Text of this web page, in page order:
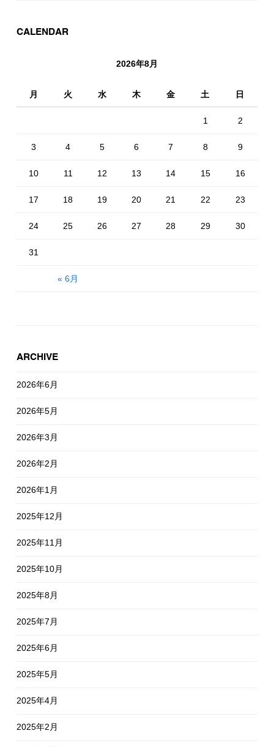
CALENDAR
2026年8月
月 火 水 木 金 土 日
« 6月
1 2
3 4 5 6 7 8 9
10 11 12 13 14 15 16
17 18 19 20 21 22 23
24 25 26 27 28 29 30
31
ARCHIVE
2026年6月
2026年5月
2026年3月
2026年2月
2026年1月
2025年12月
2025年11月
2025年10月
2025年8月
2025年7月
2025年6月
2025年5月
2025年4月
2025年2月